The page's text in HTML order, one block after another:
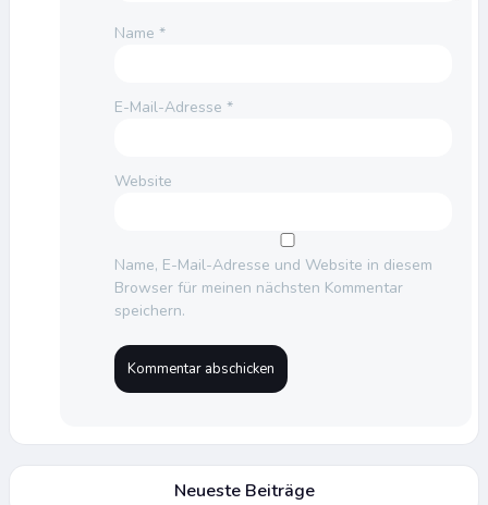
Name *
E-Mail-Adresse *
Website
Name, E-Mail-Adresse und Website in diesem
Browser für meinen nächsten Kommentar
speichern.
Neueste Beiträge